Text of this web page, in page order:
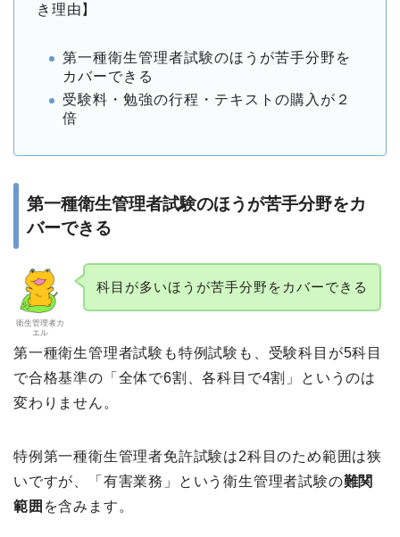
き理由】
第一種衛生管理者試験のほうが苦手分野を
カバーできる
受験料・勉強の行程・テキストの購入が２
倍
第一種衛生管理者試験のほうが苦手分野をカ
バーできる
衛生管理者カ
エル
科目が多いほうが苦手分野をカバーできる
第一種衛生管理者試験も特例試験も、受験科目が5科目
で合格基準の「全体で6割、各科目で4割」というのは
変わりません。
特例第一種衛生管理者免許試験は2科目のため範囲は狭
いですが、「有害業務」という衛生管理者試験の難関
範囲 を含みます。